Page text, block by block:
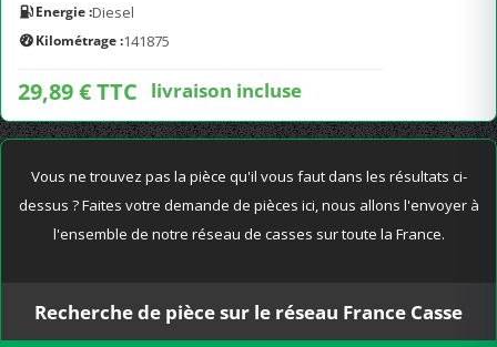
Energie :Diesel
Kilométrage :141875
29,89 € TTC livraison incluse
Vous ne trouvez pas la pièce qu'il vous faut dans les résultats ci-
dessus ? Faites votre demande de pièces ici, nous allons l'envoyer à
l'ensemble de notre réseau de casses sur toute la France.
Recherche de pièce sur le réseau France Casse